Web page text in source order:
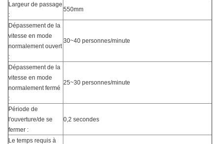
Largeur de passage
:
550mm
Dépassement de la
vitesse en mode
normalement ouvert
:
30~40 personnes/minute
Dépassement de la
vitesse en mode
normalement fermé
:
25~30 personnes/minute
Période de
l'ouverture/de se
fermer :
0,2 secondes
Le temps requis à